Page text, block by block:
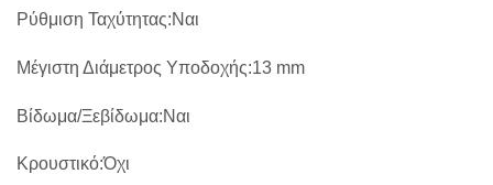
Ρύθμιση Ταχύτητας:Ναι
Μέγιστη Διάμετρος Υποδοχής:13 mm
Βίδωμα/Ξεβίδωμα:Ναι
Κρουστικό:Όχι